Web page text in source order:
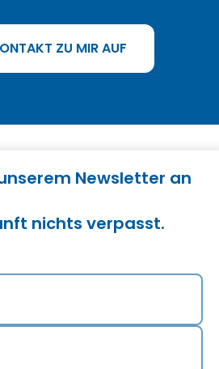
ZU MIR AUF
Newsletter an
nichts verpasst.